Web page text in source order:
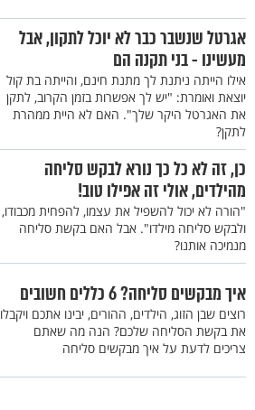
אגרטל שנשבר כבר לא יוכל לתקון, אבל
מעשינו - בני תקנה הם
אילו הייתה ניתנת לך מתנת חינם, והייתה בת קול
יוצאת ואומרת: "יש לך אפשרות בזמן הקרוב, לתקן
את האגרטל היקר שלך". האם לא היית ממהרת
לתקן?
כן, זה לא כל כך נורא לבקש סליחה
מהילדים, אולי זה אפילו טוב!
"הורה לא יכול להשפיל את עצמו, להפחית מכבודו,
ולבקש סליחה מילדו". אבל האם בקשת סליחה
מנמיכה אותנו?
איך מבקשים סליחה? 6 כללים חשובים
רוצים שבן הזוג, הילדים, ההורים, יבינו אתכם ויקבלו
את בקשת הסליחה שלכם? הנה מה שאתם
צריכים לדעת על איך מבקשים סליחה